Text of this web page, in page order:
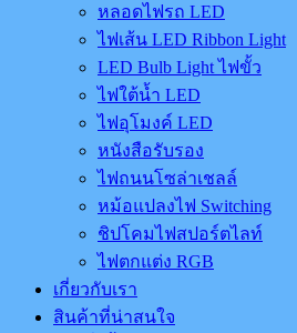
หลอดไฟรถ LED
ไฟเส้น LED Ribbon Light
LED Bulb Light ไฟขั้ว
ไฟใต้น้ำ LED
ไฟอุโมงค์ LED
หนังสือรับรอง
ไฟถนนโซล่าเชลล์
หม้อแปลงไฟ Switching
ชิปโคมไฟสปอร์ตไลท์
ไฟตกแต่ง RGB
เกี่ยวกับเรา
สินค้าที่น่าสนใจ